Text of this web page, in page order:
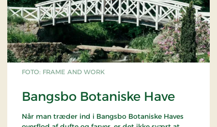
FOTO: FRAME AND WORK
Bangsbo Botaniske Have
Når man træder ind i Bangsbo Botaniske Haves